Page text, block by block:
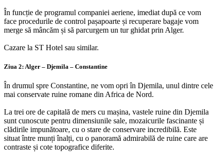
În funcție de programul companiei aeriene, imediat după ce vom
face procedurile de control pașapoarte și recuperare bagaje vom
merge să mâncăm și să parcurgem un tur ghidat prin Alger.
Cazare la ST Hotel sau similar.
Ziua 2: Alger – Djemila – Constantine
În drumul spre Constantine, ne vom opri în Djemila, unul dintre cele
mai conservate ruine romane din Africa de Nord.
La trei ore de capitală de mers cu mașina, vastele ruine din Djemila
sunt cunoscute pentru dimensiunile sale, mozaicurile fascinante și
clădirile impunătoare, cu o stare de conservare incredibilă. Este
situat între munți înalți, cu o panoramă admirabilă de ruine care are
contraste și cote topografice diferite.